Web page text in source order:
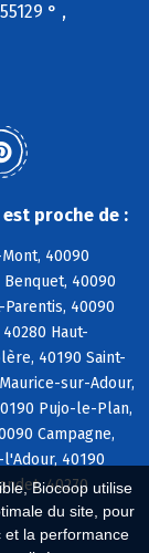
Biocoop utilise
du site, pour
et la performance
° ,
proche de :
40090
40090
40090
Haut-
40190 Saint-
sur-Adour,
Pujo-le-Plan,
Campagne,
40190
40270